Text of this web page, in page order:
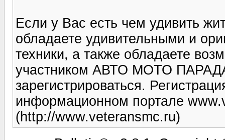
Если у Вас есть чем удивить
обладаете удивительными и
техники, а также обладаете
участником АВТО МОТО
зарегистрироваться.
информационном портале
(http://www.veteransmc.ru)